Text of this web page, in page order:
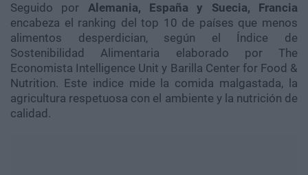
Seguido por Alemania, España y Suecia, Francia
encabeza el ranking del top 10 de países que menos
alimentos desperdician, según el Índice de
Sostenibilidad Alimentaria elaborado por The
Economista Intelligence Unit y Barilla Center for Food &
Nutrition. Este indice mide la comida malgastada, la
agricultura respetuosa con el ambiente y la nutrición de
calidad.